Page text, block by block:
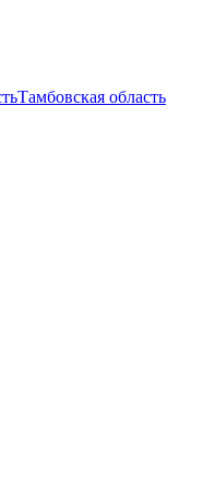
Тамбовская область